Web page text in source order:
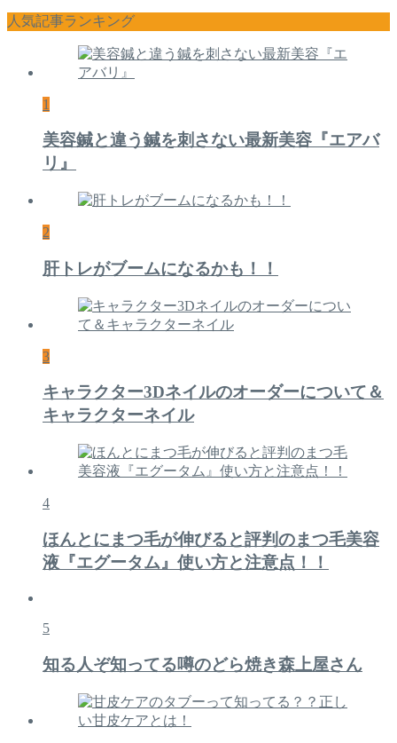
人気記事ランキング
1
美容鍼と違う鍼を刺さない最新美容『エアバ
リ』
2
肝トレがブームになるかも！！
3
キャラクター3Dネイルのオーダーについて＆
キャラクターネイル
4
ほんとにまつ毛が伸びると評判のまつ毛美容
液『エグータム』使い方と注意点！！
5
知る人ぞ知ってる噂のどら焼き森上屋さん